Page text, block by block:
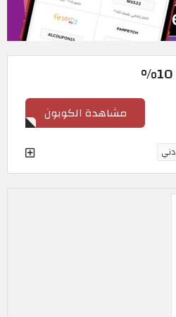
مشاهدة الكوبون